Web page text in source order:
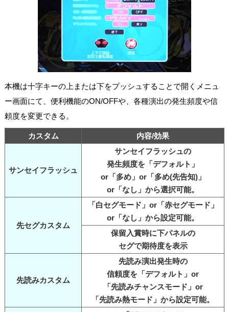
本機は十字キーの上または下をプッシュすることで開くメニュ
ー画面にて、便利機能のON/OFFや、各種演出の発生頻度や信
頼度を変更できる。
カスタム 内容/効果
サンセイフラッシュ
サンセイフラッシュの
発生頻度を「デフォルト」
or「多め」or「多め(先告知)」
or「なし」から選択可能。
先セグカスタム
「白セグモード」or「赤セグモード」
or「なし」から設定可能。
保留入賞時に下パネルの
セグで期待度を表示
先読みカスタム
先読み演出発生時の
信頼度を「デフォルト」or
「先読みチャンスモード」or
「先読み熱モード」から設定可能。